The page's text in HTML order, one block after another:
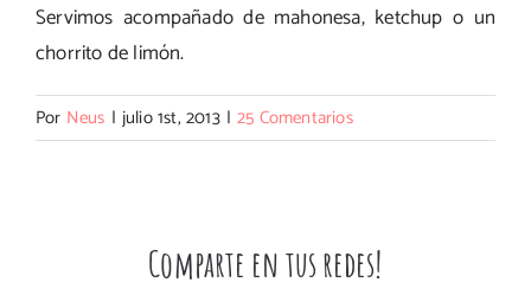
Servimos acompañado de mahonesa, ketchup o un
chorrito de limón.
Por Neus | julio 1st, 2013 | 25 Comentarios
Comparte en tus redes!